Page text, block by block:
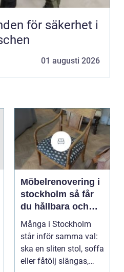
för säkerhet i
01 augusti 2026
Möbelrenovering i
stockholm så får
du hållbara och
vackra möbler
Många i Stockholm
står inför samma val:
ska en sliten stol, soffa
eller fåtölj slängas,